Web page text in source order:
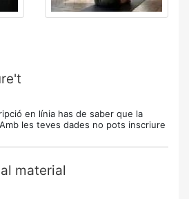
en línia has de saber que la
les teves dades no pots inscriure
material